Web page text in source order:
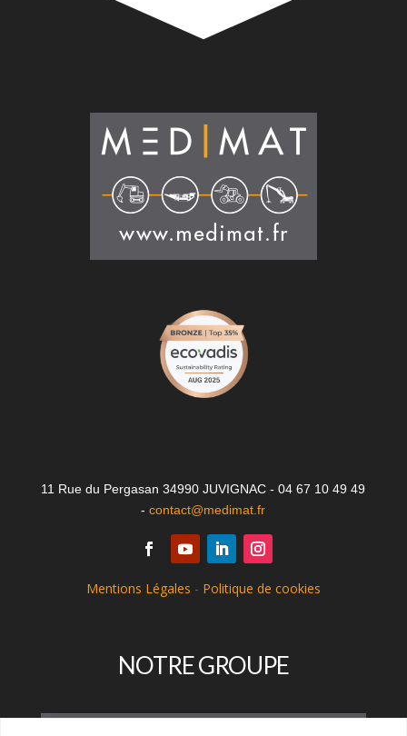
11 Rue du Pergasan 34990 JUVIGNAC - 04 67 10 49 49
-contact@medimat.fr
Mentions Légales - Politique de cookies
NOTRE GROUPE